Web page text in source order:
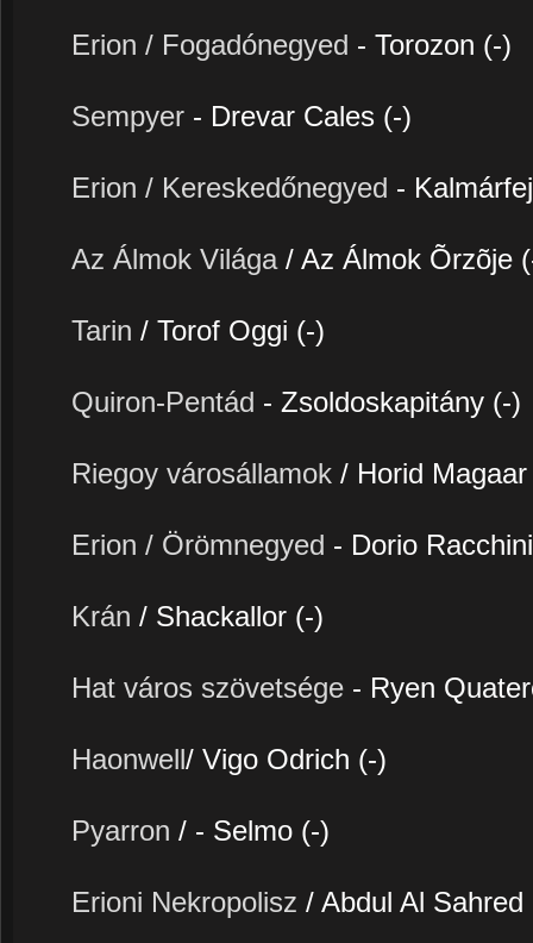
Erion / Fogadónegyed - Torozon (-)
Sempyer - Drevar Cales (-)
Erion / Kereskedőnegyed -
Az Álmok Világa / Az Álmok Õrzõje
Tarin / Torof Oggi (-)
Quiron-Pentád - Zsoldoskapitány (-)
Riegoy városállamok / Horid
Erion / Örömnegyed - Dorio
Krán / Shackallor (-)
Hat város szövetsége - Ryen
Haonwell/ Vigo Odrich (-)
Pyarron / - Selmo (-)
Erioni Nekropolisz / Abdul Al Sahred